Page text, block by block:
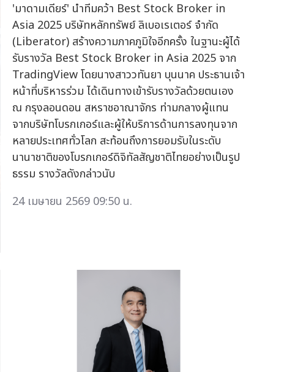
'มาดามเดียร์' นำทีมคว้า Best Stock Broker in
Asia 2025 บริษัทหลักทรัพย์ ลิเบอเรเตอร์ จำกัด
(Liberator) สร้างความภาคภูมิใจอีกครั้ง ในฐานะผู้ได้
รับรางวัล Best Stock Broker in Asia 2025 จาก
TradingView โดยนางสาววทันยา บุนนาค ประธานเจ้า
หน้าที่บริหารร่วม ได้เดินทางเข้ารับรางวัลด้วยตนเอง
ณ กรุงลอนดอน สหราชอาณาจักร ท่ามกลางผู้แทน
จากบริษัทโบรกเกอร์และผู้ให้บริการด้านการลงทุนจาก
หลายประเทศทั่วโลก สะท้อนถึงการยอมรับในระดับ
นานาชาติของโบรกเกอร์ดิจิทัลสัญชาติไทยอย่างเป็นรูป
ธรรม รางวัลดังกล่าวนับ
24 เมษายน 2569 09:50 น.